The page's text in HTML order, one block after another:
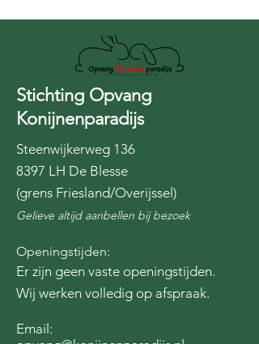
Stichting Opvang
Konijnenparadijs
Steenwijkerweg 136
8397 LH De Blesse
(grens Friesland/Overijssel)
Gelieve altijd aanbellen bij bezoek
Openingstijden:
Er zijn geen vaste openingstijden.
Wij werken volledig op afspraak.
Email: